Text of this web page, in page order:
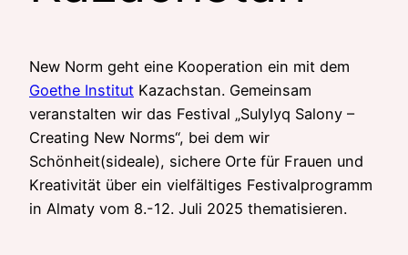
New Norm geht eine Kooperation ein mit dem
Goethe Institut Kazachstan. Gemeinsam
veranstalten wir das Festival „Sulylyq Salony –
Creating New Norms“, bei dem wir
Schönheit(sideale), sichere Orte für Frauen und
Kreativität über ein vielfältiges Festivalprogramm
in Almaty vom 8.-12. Juli 2025 thematisieren.